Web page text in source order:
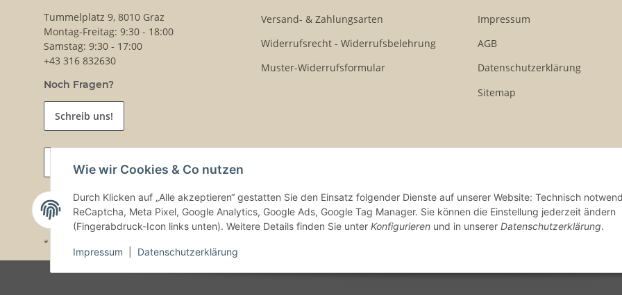
Wie wir Cookies & Co nutzen
Durch Klicken auf „Alle akzeptieren“ gestatten Sie den Einsatz folgender Dienste auf unserer Website: Technisch
ReCaptcha, Meta Pixel, Google Analytics, Google Ads, Google Tag Manager. Sie können die Einstellung jederzeit ändern
(Fingerabdruck-Icon links unten). Weitere Details finden Sie unter Konfigurieren und in unserer Datenschutzerklärung.
Impressum Datenschutzerklärung
Tummelplatz 9, 8010 Graz
Montag-Freitag: 9:30 - 18:00
Samstag: 9:30 - 17:00
+43 316 832630
Noch Fragen?
Schreib uns!
Versand- & Zahlungsarten
Widerrufsrecht - Widerrufsbelehrung
Muster-Widerrufsformular
Impressum
AGB
Datenschutzerklärung
Sitemap
Vertrag widerrufen
* Alle Preise inkl. gesetzlicher USt., zzgl.